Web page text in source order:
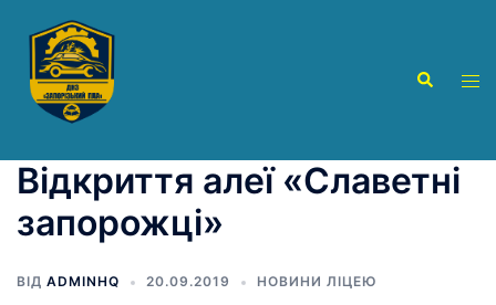
вмісту
Пошук
Відкриття алеї «Славетні
запорожці»
ВІД ADMINHQ 20.09.2019 НОВИНИ ЛІЦЕЮ